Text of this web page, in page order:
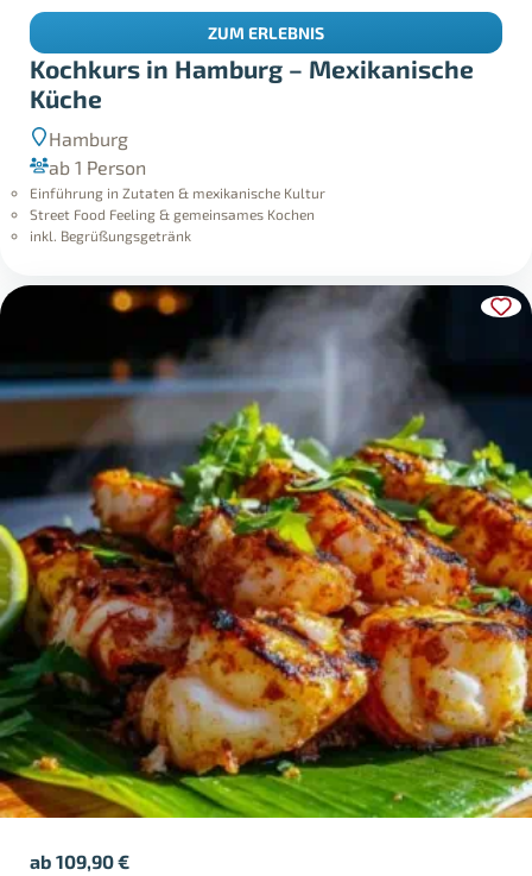
Kochkurs in Hamburg – Mexikanische
Küche
Hamburg
ab 1 Person
Einführung in Zutaten & mexikanische Kultur
Street Food Feeling & gemeinsames Kochen
inkl. Begrüßungsgetränk
ZUM ERLEBNIS
ab109,90€